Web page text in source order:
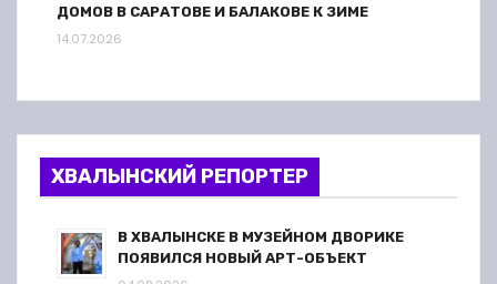
ДОМОВ В САРАТОВЕ И БАЛАКОВЕ К ЗИМЕ
14.07.2026
ХВАЛЫНСКИЙ РЕПОРТЕР
В ХВАЛЫНСКЕ В МУЗЕЙНОМ ДВОРИКЕ
ПОЯВИЛСЯ НОВЫЙ АРТ-ОБЪЕКТ